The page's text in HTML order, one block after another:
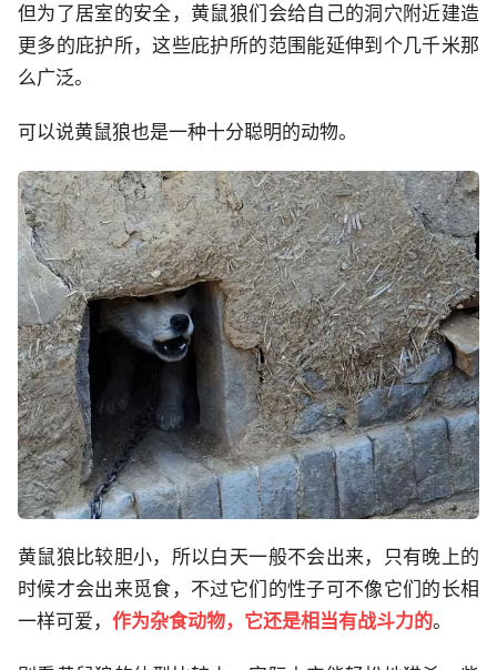
但为了居室的安全，黄鼠狼们会给自己的洞穴附近建造
更多的庇护所，这些庇护所的范围能延伸到个几千米那
么广泛。
可以说黄鼠狼也是一种十分聪明的动物。
黄鼠狼比较胆小，所以白天一般不会出来，只有晚上的
时候才会出来觅食，不过它们的性子可不像它们的长相
一样可爱， 作为杂食动物，它还是相当有战斗力的。